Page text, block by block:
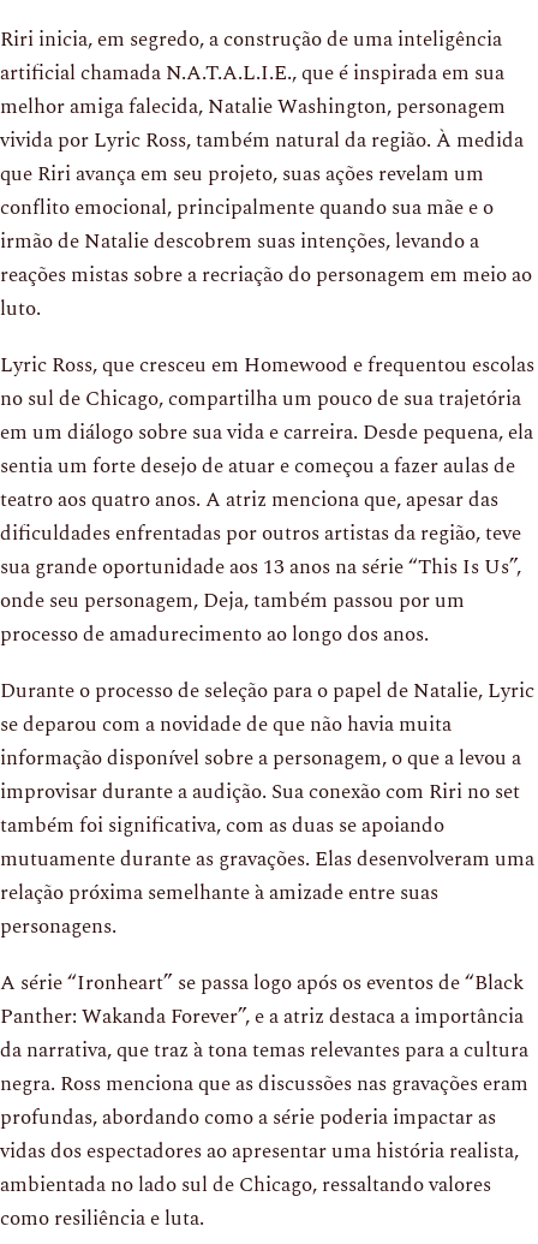
Riri inicia, em segredo, a construção de uma inteligência
artificial chamada N.A.T.A.L.I.E., que é inspirada em sua
melhor amiga falecida, Natalie Washington, personagem
vivida por Lyric Ross, também natural da região. À medida
que Riri avança em seu projeto, suas ações revelam um
conflito emocional, principalmente quando sua mãe e o
irmão de Natalie descobrem suas intenções, levando a
reações mistas sobre a recriação do personagem em meio ao
luto.
Lyric Ross, que cresceu em Homewood e frequentou escolas
no sul de Chicago, compartilha um pouco de sua trajetória
em um diálogo sobre sua vida e carreira. Desde pequena, ela
sentia um forte desejo de atuar e começou a fazer aulas de
teatro aos quatro anos. A atriz menciona que, apesar das
dificuldades enfrentadas por outros artistas da região, teve
sua grande oportunidade aos 13 anos na série “This Is Us”,
onde seu personagem, Deja, também passou por um
processo de amadurecimento ao longo dos anos.
Durante o processo de seleção para o papel de Natalie, Lyric
se deparou com a novidade de que não havia muita
informação disponível sobre a personagem, o que a levou a
improvisar durante a audição. Sua conexão com Riri no set
também foi significativa, com as duas se apoiando
mutuamente durante as gravações. Elas desenvolveram uma
relação próxima semelhante à amizade entre suas
personagens.
A série “Ironheart” se passa logo após os eventos de “Black
Panther: Wakanda Forever”, e a atriz destaca a importância
da narrativa, que traz à tona temas relevantes para a cultura
negra. Ross menciona que as discussões nas gravações eram
profundas, abordando como a série poderia impactar as
vidas dos espectadores ao apresentar uma história realista,
ambientada no lado sul de Chicago, ressaltando valores
como resiliência e luta.